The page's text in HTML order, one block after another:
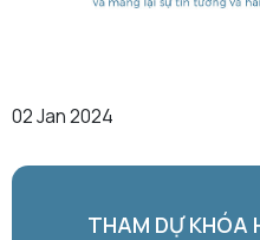
02 Jan 2024
THAM DỰ KHÓA